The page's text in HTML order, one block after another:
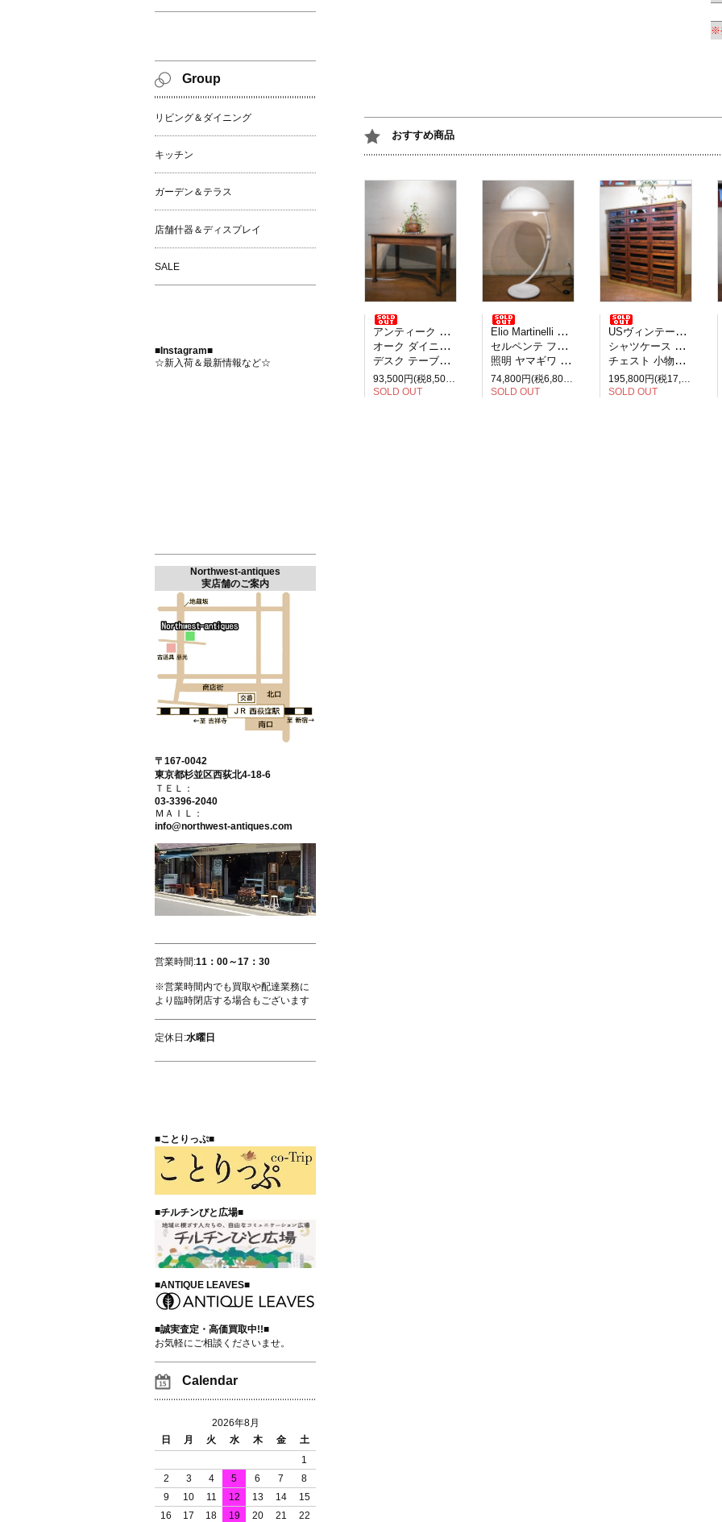
※
おすすめ商品
アンティーク イギリス製
オーク ダイニングテーブル
デスク テーブル 2人掛け
93,500円(税8,500円)
SOLD OUT
Elio Martinelli エリオ・マルティネリ
セルペンテ フロアランプ
照明 ヤマギワ イタリア
74,800円(税6,800円)
SOLD OUT
USヴィンテージ アメリカ製
シャツケース 引き出し27杯
チェスト 小物収納 見せる収納
195,800円(税17,800円)
SOLD OUT
Group
リビング＆ダイニング
キッチン
ガーデン＆テラス
店舗什器＆ディスプレイ
SALE
■Instagram■
☆新入荷＆最新情報など☆
Northwest-antiques
実店舗のご案内
〒167-0042
東京都杉並区西荻北4-18-6
ＴＥＬ：
03-3396-2040
ＭＡＩＬ：
info@northwest-antiques.com
営業時間:11：00～17：30
※営業時間内でも買取や配達業務に
より臨時閉店する場合もございます
定休日:水曜日
■ことりっぷ■
■チルチンびと広場■
■ANTIQUE LEAVES■
■誠実査定・高価買取中!!■
お気軽にご相談くださいませ。
Calendar
2026年8月
日
月 火 水 木 金
土
1
2
3 4 5 6 7
8
9
10 11 12 13 14
15
16
17 18 19 20 21 22